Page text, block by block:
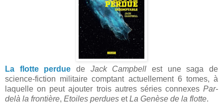
La flotte perdue de Jack Campbell est une saga de
science-fiction militaire comptant actuellement 6 tomes, à
laquelle on peut ajouter trois autres séries connexes Par-
delà la frontière, Etoiles perdues etLa Genèse de la flotte.